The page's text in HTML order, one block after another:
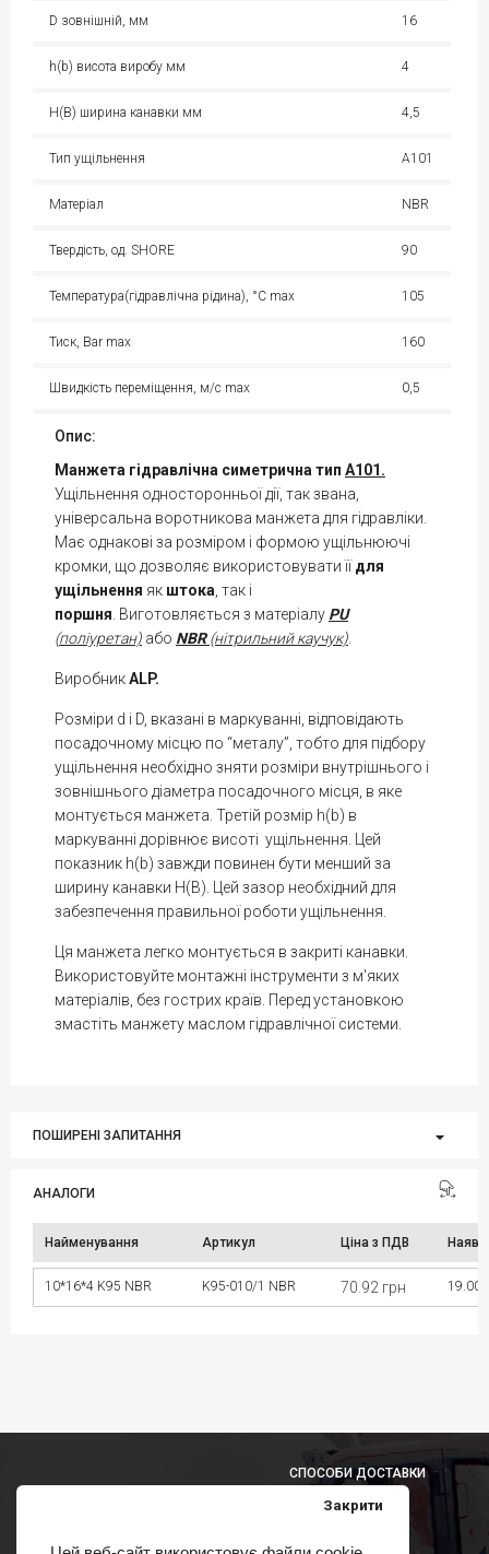
Закрити
АНАЛОГИ
Найменування Артикул Ціна з ПДВ
10*16*4 K95 NBR K95-010/1 NBR 70.92 грн 19.00
D зовнішній, мм 16
h(b) висота виробу мм 4
H(B) ширина канавки мм 4,5
Тип ущільнення A101
Матеріал NBR
Твердість, од. SHORE 90
Температура(гідравлічна рідина), °С max 105
Тиск, Bar max 160
Швидкість переміщення, м/с max 0,5
Опис:
Манжета гідравлічна симетрична тип A101.
Ущільнення односторонньої дії, так звана,
універсальна воротникова манжета для гідравліки.
Має однакові за розміром і формою ущільнюючі
кромки, що дозволяє використовувати їїдля
ущільнення як штока , так і
поршня Виготовляється з матеріалу PU
(поліуретан) або NBR(нітрильний каучук)
ВиробникALP.
Розміри d і D, вказані в маркуванні, відповідають
посадочному місцю по “металу”, тобто для підбору
ущільнення необхідно зняти розміри внутрішнього і
зовнішнього діаметра посадочного місця, в яке
монтується манжета. Третій розмір h(b) в
маркуванні дорівнює висоті ущільнення. Цей
показник h(b) завжди повинен бути менший за
ширину канавки H(В). Цей зазор необхідний для
забезпечення правильної роботи ущільнення.
Ця манжета легко монтується в закриті канавки.
Використовуйте монтажні інструменти з м'яких
матеріалів, без гострих країв. Перед установкою
змастіть манжету маслом гідравлічної системи.
ПОШИРЕНІ ЗАПИТАННЯ
СПОСОБИ ДОСТАВКИ